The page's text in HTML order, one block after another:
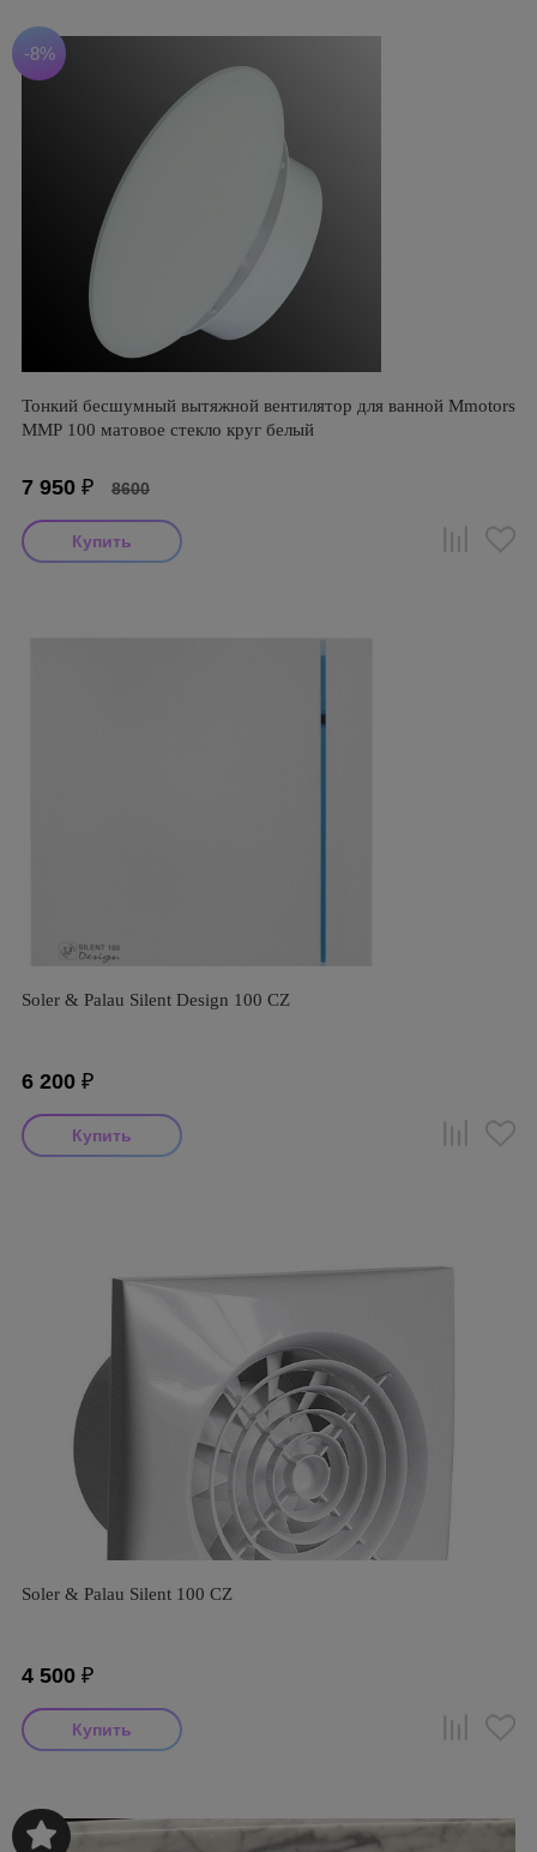
-8%
Тонкий бесшумный вытяжной вентилятор для ванной Mmotors
ММР 100 матовое стекло круг белый
7 950 ₽ 8600
Soler & Palau Silent Design 100 CZ
6 200 ₽
Soler & Palau Silent 100 CZ
4 500 ₽